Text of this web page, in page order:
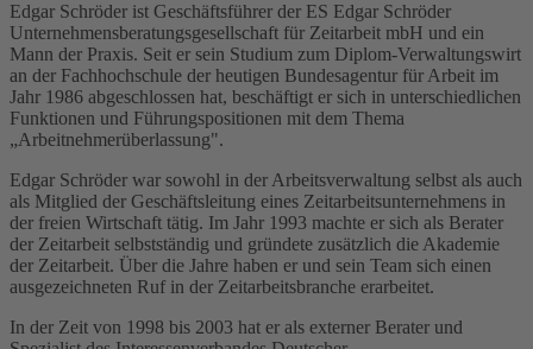
Edgar Schröder ist Geschäftsführer der ES Edgar Schröder
Unternehmensberatungsgesellschaft für Zeitarbeit mbH und ein
Mann der Praxis. Seit er sein Studium zum Diplom-Verwaltungswirt
an der Fachhochschule der heutigen Bundesagentur für Arbeit im
Jahr 1986 abgeschlossen hat, beschäftigt er sich in unterschiedlichen
Funktionen und Führungspositionen mit dem Thema
„Arbeitnehmerüberlassung".
Edgar Schröder war sowohl in der Arbeitsverwaltung selbst als auch
als Mitglied der Geschäftsleitung eines Zeitarbeitsunternehmens in
der freien Wirtschaft tätig. Im Jahr 1993 machte er sich als Berater
der Zeitarbeit selbstständig und gründete zusätzlich die Akademie
der Zeitarbeit. Über die Jahre haben er und sein Team sich einen
ausgezeichneten Ruf in der Zeitarbeitsbranche erarbeitet.
In der Zeit von 1998 bis 2003 hat er als externer Berater und